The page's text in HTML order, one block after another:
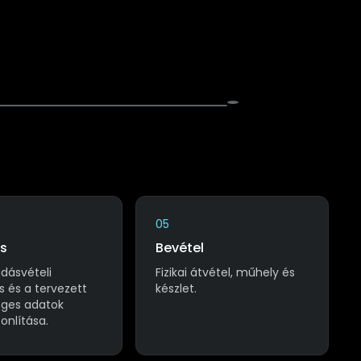
és a tervezett
adatok
05
Bevétel
Fizikai átvétel, műhely és
készlet.